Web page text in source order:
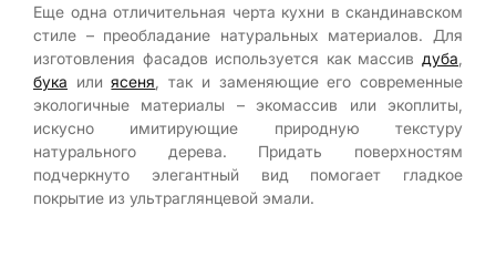
Еще одна отличительная черта кухни в скандинавском
стиле – преобладание натуральных материалов. Для
изготовления фасадов используется как массив дуба
бука илиясеня , так и заменяющие его современные
экологичные материалы – экомассив или экоплиты,
искусно имитирующие природную текстуру
натурального дерева. Придать поверхностям
подчеркнуто элегантный вид помогает гладкое
покрытие из ультраглянцевой эмали.